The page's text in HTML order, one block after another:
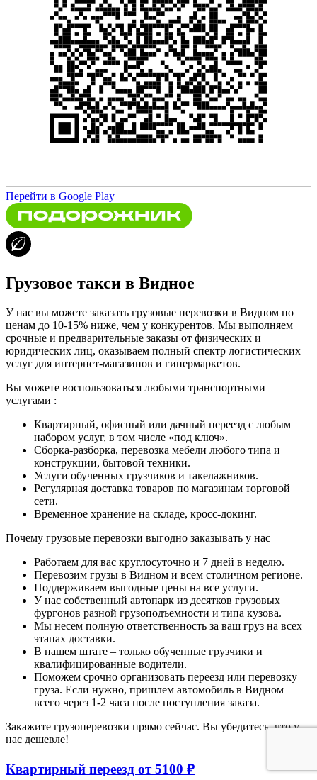
Перейти в Google Play
Грузовое такси в Видное
У нас вы можете заказать грузовые перевозки в Видном по
ценам до 10-15% ниже, чем у конкурентов. Мы выполняем
срочные и предварительные заказы от физических и
юридических лиц, оказываем полный спектр логистических
услуг для интернет-магазинов и гипермаркетов.
Вы можете воспользоваться любыми транспортными
услугами :
Квартирный, офисный или дачный переезд с любым
набором услуг, в том числе «под ключ».
Сборка-разборка, перевозка мебели любого типа и
конструкции, бытовой техники.
Услуги обученных грузчиков и такелажников.
Регулярная доставка товаров по магазинам торговой
сети.
Временное хранение на складе, кросс-докинг.
Почему грузовые перевозки выгодно заказывать у нас
Работаем для вас круглосуточно и 7 дней в неделю.
Перевозим грузы в Видном и всем столичном регионе.
Поддерживаем выгодные цены на все услуги.
У нас собственный автопарк из десятков грузовых
фургонов разной грузоподъемности и типа кузова.
Мы несем полную ответственность за ваш груз на всех
этапах доставки.
В нашем штате – только обученные грузчики и
квалифицированные водители.
Поможем срочно организовать переезд или перевозку
груза. Если нужно, пришлем автомобиль в Видном
всего через 1-2 часа после поступления заказа.
Закажите грузоперевозки прямо сейчас. Вы убедитесь, что у
нас дешевле!
Квартирный переезд от 5100 ₽